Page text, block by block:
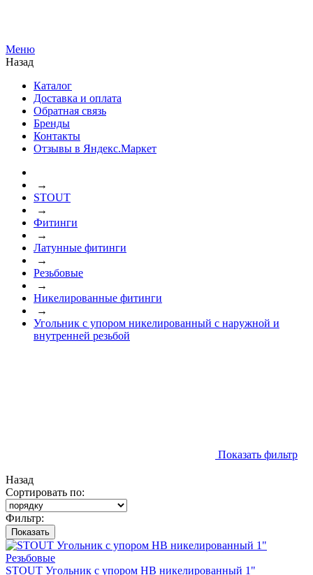
Меню
Назад
Каталог
Доставка и оплата
Обратная связь
Бренды
Контакты
Отзывы в Яндекс.Маркет
→
STOUT
→
Фитинги
→
Латунные фитинги
→
Резьбовые
→
Никелированные фитинги
→
Угольник с упором никелированный с наружной и
внутренней резьбой
Показать фильтр
Назад
Сортировать по:
Фильтр:
Показать
STOUT Угольник с упором НВ никелированный 1"